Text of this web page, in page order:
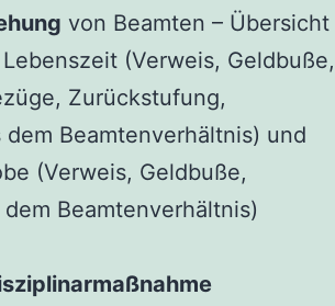
von Beamten – Übersicht
(Verweis, Geldbuße,
Zurückstufung,
Beamtenverhältnis) und
(Verweis, Geldbuße,
Beamtenverhältnis)